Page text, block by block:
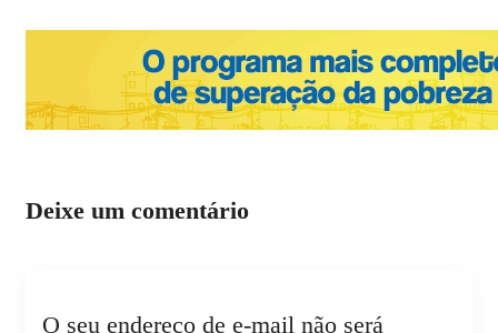
Deixe um comentário
O seu endereço de e-mail não será